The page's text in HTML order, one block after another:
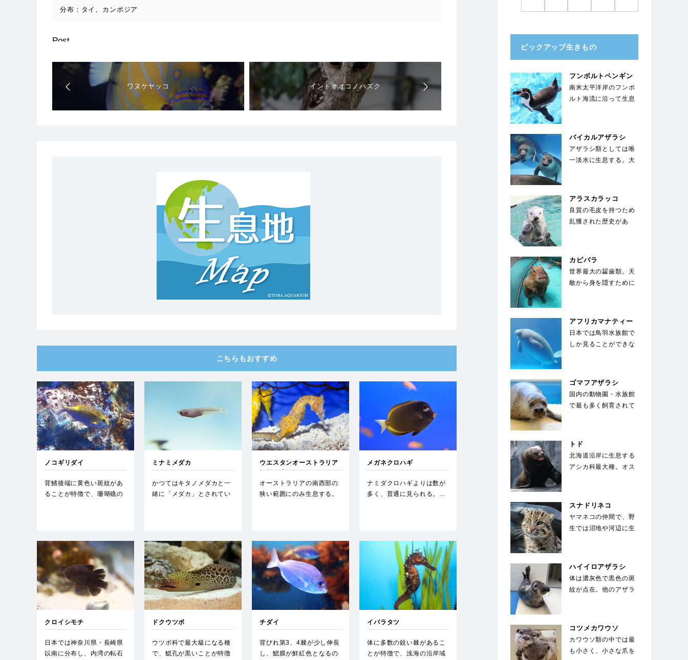
分布：タイ、カンボジア
Post
ワヌケヤッコ インドオオコノハズク
こちらもおすすめ
ノコギリダイ
背鰭後端に黄色い斑紋があ
ることが特徴で、珊瑚礁の
ミナミメダカ
かつてはキタノメダカと一
緒に「メダカ」とされてい
ウエスタンオーストラリア
ンシーホース
オーストラリアの南西部の
狭い範囲にのみ生息する。
メガネクロハギ
ナミダクロハギよりは数が
多く、普通に見られる。…
クロイシモチ
日本では神奈川県・長崎県
以南に分布し、内湾の転石
ドクウツボ
ウツボ科で最大級になる種
で、鰓孔が黒いことが特徴
チダイ
背びれ第3、4棘が少し伸長
し、鰓膜が鮮紅色となるの
イバラタツ
体に多数の鋭い棘があるこ
とが特徴で、浅海の沿岸域
ピックアップ生きもの
フンボルトペンギン
南米太平洋岸のフンボ
ルト海流に沿って生息
バイカルアザラシ
アザラシ類としては唯
一淡水に生息する。大
アラスカラッコ
良質の毛皮を持つため
乱獲された歴史があ
石…
カピバラ
世界最大の齧歯類。天
敵から身を隠すために
アフリカマナティー
日本では鳥羽水族館で
しか見ることができな
滅…
ゴマフアザラシ
国内の動物園・水族館
で最も多く飼育されて
トド
北海道沿岸に生息する
アシカ科最大種。オス
スナドリネコ
ヤマネコの仲間で、野
生では沼地や河辺に生
ハイイロアザラシ
体は濃灰色で黒色の斑
紋が点在。他のアザラ
コツメカワウソ
カワウソ類の中では最
も小さく、小さな爪を